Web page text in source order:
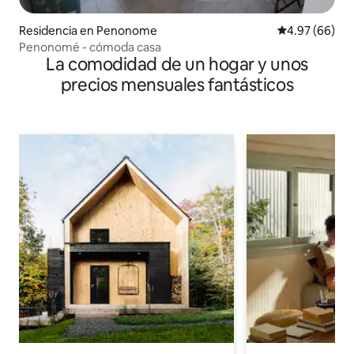
Residencia en Penonome Calificación
4.97 (66)
Penonomé - cómoda casa
La comodidad de un hogar y unos
precios mensuales fantásticos